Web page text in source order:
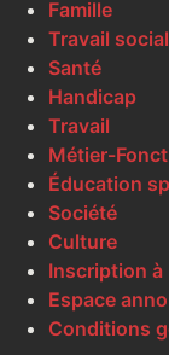
Famille
Travail social
Santé
Handicap
Travail
Métier-
Éducation
Société
Culture
Inscription à
Espace
Conditions